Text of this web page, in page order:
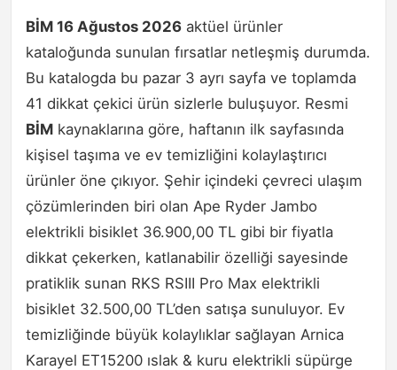
BİM 16 Ağustos 2026 aktüel ürünler
kataloğunda sunulan fırsatlar netleşmiş durumda.
Bu katalogda bu pazar 3 ayrı sayfa ve toplamda
41 dikkat çekici ürün sizlerle buluşuyor. Resmi
BİM kaynaklarına göre, haftanın ilk sayfasında
kişisel taşıma ve ev temizliğini kolaylaştırıcı
ürünler öne çıkıyor. Şehir içindeki çevreci ulaşım
çözümlerinden biri olan Ape Ryder Jambo
elektrikli bisiklet 36.900,00 TL gibi bir fiyatla
dikkat çekerken, katlanabilir özelliği sayesinde
pratiklik sunan RKS RSIII Pro Max elektrikli
bisiklet 32.500,00 TL’den satışa sunuluyor. Ev
temizliğinde büyük kolaylıklar sağlayan Arnica
Karayel ET15200 ıslak & kuru elektrikli süpürge